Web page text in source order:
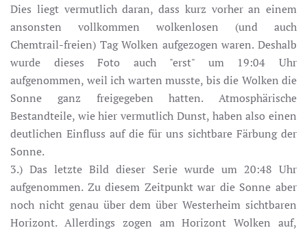
Dies liegt vermutlich daran, dass kurz vorher an einem
ansonsten vollkommen wolkenlosen (und auch
Chemtrail-freien) Tag Wolken aufgezogen waren. Deshalb
wurde dieses Foto auch "erst" um 19:04 Uhr
aufgenommen, weil ich warten musste, bis die Wolken die
Sonne ganz freigegeben hatten. Atmosphärische
Bestandteile, wie hier vermutlich Dunst, haben also einen
deutlichen Einfluss auf die für uns sichtbare Färbung der
Sonne.
3.) Das letzte Bild dieser Serie wurde um 20:48 Uhr
aufgenommen. Zu diesem Zeitpunkt war die Sonne aber
noch nicht genau über dem über Westerheim sichtbaren
Horizont. Allerdings zogen am Horizont Wolken auf,